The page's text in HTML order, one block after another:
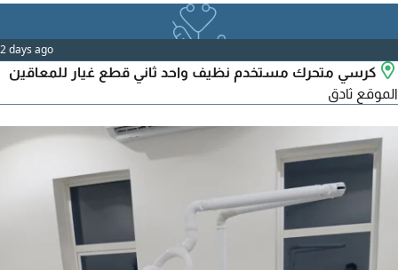
حرارية الى الطبقات العميقة من الجلد، مما يحفز انتاج الكولاجين والأيلا
ستين ويشد البشرة تدريجيا. بحفر الباطن - التواصل مباشرة مع المالك
2 days ago
كرسي متحرك مستخدم نظيف واحد ثاني قطع غيار للمعاقين
الموقع ثادق